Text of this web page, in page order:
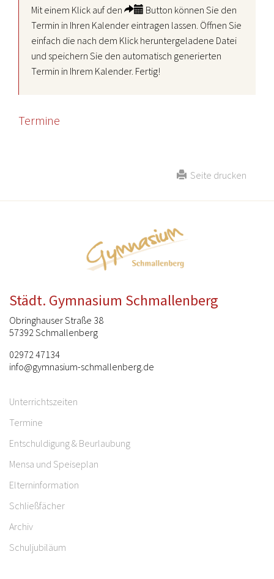
Mit einem Klick auf den
Button können Sie den
Termin in Ihren Kalender eintragen lassen. Öffnen Sie
einfach die nach dem Klick heruntergeladene Datei
und speichern Sie den automatisch generierten
Termin in Ihrem Kalender. Fertig!
Termine
Seite drucken
Städt. Gymnasium Schmallenberg
Obringhauser Straße 38
57392 Schmallenberg
02972 47134
info@gymnasium-schmallenberg.de
Unterrichtszeiten
Termine
Entschuldigung & Beurlaubung
Mensa und Speiseplan
Elterninformation
Schließfächer
Archiv
Schuljubiläum